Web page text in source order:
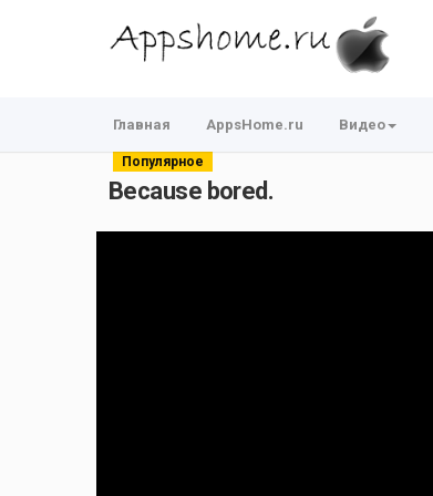
Главная AppsHome.ru Видео
Популярное
Because bored.